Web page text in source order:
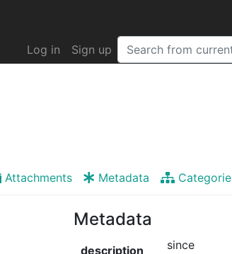
Log in Sign up
Attachments Metadata
Metadata
description since